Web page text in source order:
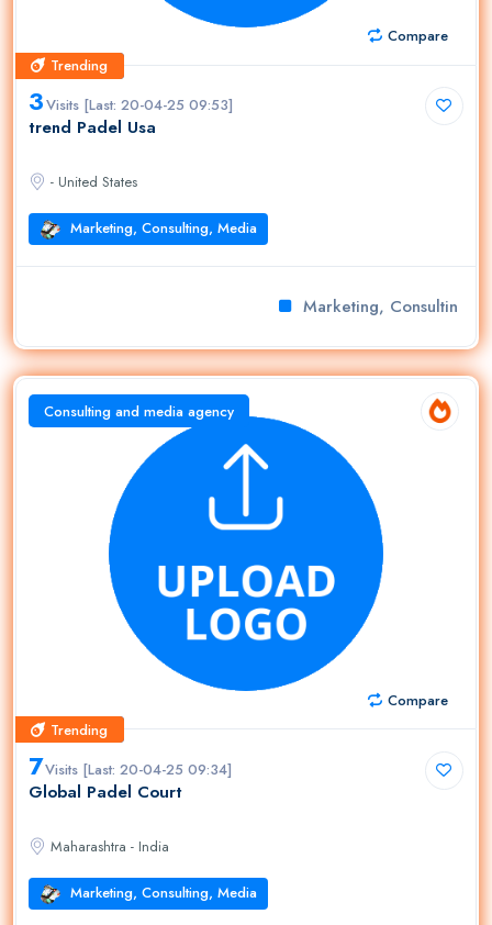
Compare
Trending
Trending
3Visits [Last: 20-04-25 09:53]
trend Padel Usa
- United States
Marketing, Consulting, Media
Marketing, Consulting,
Consulting and media agency
Compare
Trending
Trending
7Visits [Last: 20-04-25 09:34]
Global Padel Court
Maharashtra - India
Marketing, Consulting, Media